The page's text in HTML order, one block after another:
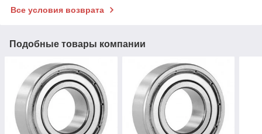
Все условия возврата
Подобные товары компании